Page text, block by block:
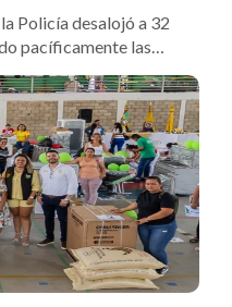
Policía desalojó a 32
pacíficamente las
Puerta de Oro, en
que tras ocho años
Valderrama,
fiducias en mano
alcantarillado y el
de las viviendas.